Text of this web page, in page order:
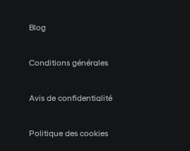
Blog
Conditions générales
Avis de confidentialité
Politique des cookies